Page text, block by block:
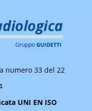
numero 33 del 22
UNI EN ISO